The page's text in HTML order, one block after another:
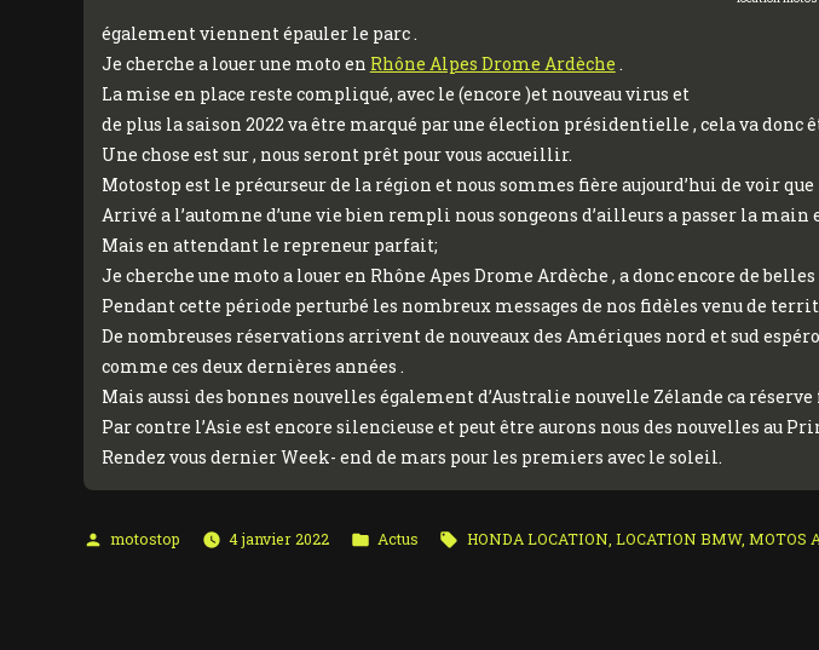
également viennent épauler le parc .
Je cherche a louer une moto en Rhône Alpes Drome Ardèche .
La mise en place reste compliqué, avec le (encore )et nouveau virus et
de plus la saison 2022 va être marqué par une élection présidentielle , cela va donc
Une chose est sur , nous seront prêt pour vous accueillir.
Motostop est le précurseur de la région et nous sommes fière aujourd’hui de voir
Arrivé a l’automne d’une vie bien rempli nous songeons d’ailleurs a passer la
Mais en attendant le repreneur parfait;
Je cherche une moto a louer en Rhône Apes Drome Ardèche , a donc encore de
Pendant cette période perturbé les nombreux messages de nos fidèles venu de
De nombreuses réservations arrivent de nouveaux des Amériques nord et sud
comme ces deux dernières années .
Mais aussi des bonnes nouvelles également d’Australie nouvelle Zélande ca
Par contre l’Asie est encore silencieuse et peut être aurons nous des nouvelles au
Rendez vous dernier Week- end de mars pour les premiers avec le soleil.
Publié
motostop 4 janvier 2022
Publié
Actus Étiquettes :
HONDA LOCATION LOCATION BMW, MOTOS